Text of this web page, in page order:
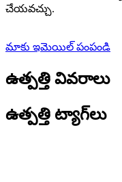
చేయవచ్చు.
మాకు ఇమెయిల్ పంపండి
ఉత్పత్తి వివరాలు
ఉత్పత్తి ట్యాగ్‌లు